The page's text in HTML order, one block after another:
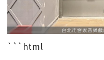
```html